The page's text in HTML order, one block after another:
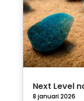
Next Level
8 januari 2026